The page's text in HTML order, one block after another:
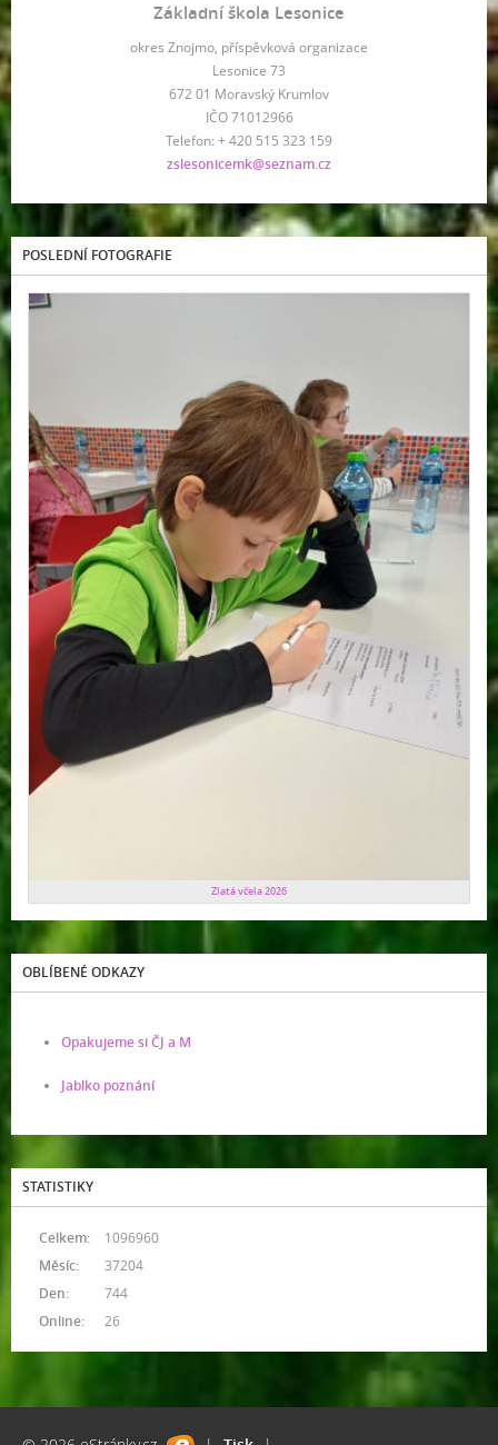
Základní škola Lesonice
okres Znojmo, příspěvková organizace
Lesonice 73
672 01 Moravský Krumlov
IČO 71012966
Telefon: + 420 515 323 159
zslesonicemk@seznam.cz
POSLEDNÍ FOTOGRAFIE
Zlatá včela 2026
OBLÍBENÉ ODKAZY
Opakujeme si ČJ a M
Jablko poznání
STATISTIKY
Online: 26
Celkem:
1096960
Měsíc:
37204
Den:
744